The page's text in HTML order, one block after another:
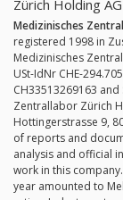
Zürich Holding
Medizinisches
registered 1998 in
Medizinisches
USt-IdNr CHE-
CH33513269163
Zentrallabor Zürich
Hottingerstrasse 9,
of reports and
analysis and official
work in this
year amounted to